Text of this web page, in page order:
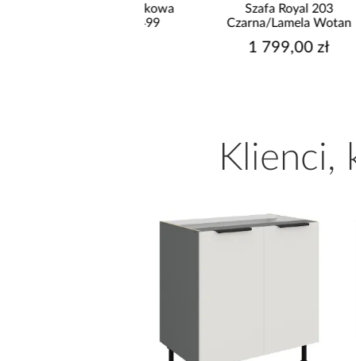
Szafa Royal 203
Czarna/Lamela Wotan
1 799,00 zł
Klienci,